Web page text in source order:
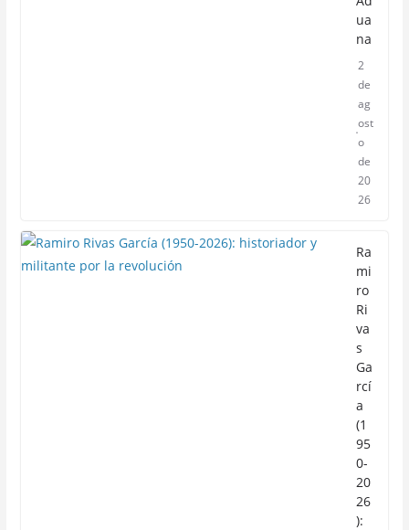
ua
na
2
de
ag
ost
o
de
20
26
Ra
mi
ro
Ri
va
s
Ga
rcí
a
(1
95
0-
20
26
):